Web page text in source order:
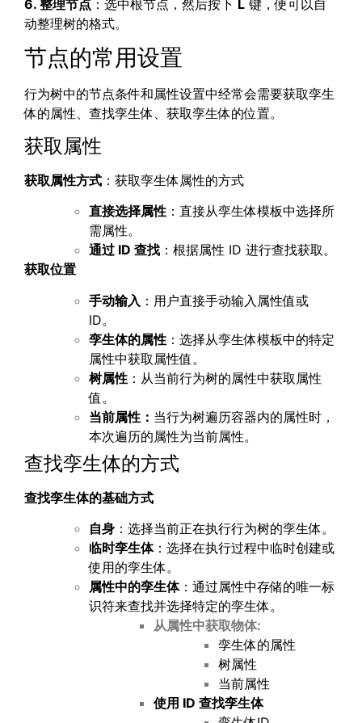
6. 整理节点 ：选中根节点，然后按下 L 键，便可以自
动整理树的格式。
节点的常用设置
行为树中的节点条件和属性设置中经常会需要获取孪生
体的属性、查找孪生体、获取孪生体的位置。
获取属性
获取属性方式 ：获取孪生体属性的方式
直接选择属性 ：直接从孪生体模板中选择所
需属性。
通过 ID 查找 ：根据属性 ID 进行查找获取。
获取位置
手动输入 ：用户直接手动输入属性值或
ID。
孪生体的属性 ：选择从孪生体模板中的特定
属性中获取属性值。
树属性 ：从当前行为树的属性中获取属性
值。
当前属性： 当行为树遍历容器内的属性时，
本次遍历的属性为当前属性。
查找孪生体的方式
查找孪生体的基础方式
自身 ：选择当前正在执行行为树的孪生体。
临时孪生体：选择在执行过程中临时创建或
使用的孪生体。
属性中的孪生体：通过属性中存储的唯一标
识符来查找并选择特定的孪生体。
从属性中获取物体:
孪生体的属性
树属性
当前属性
使用 ID 查找孪生体